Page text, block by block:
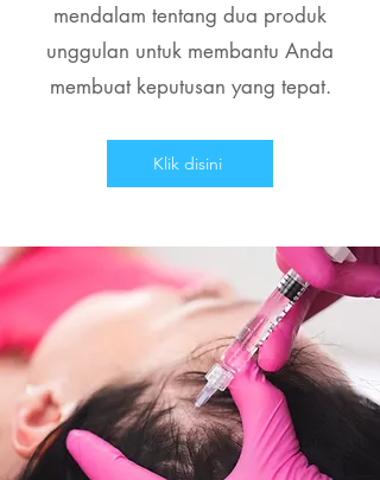
mendalam tentang dua produk
unggulan untuk membantu Anda
membuat keputusan yang tepat.
Klik disini